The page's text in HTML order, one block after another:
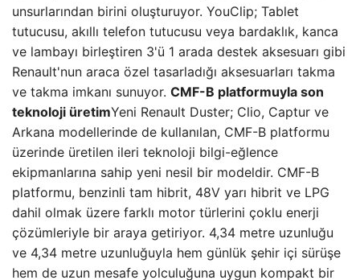
unsurlarından birini oluşturuyor. YouClip; Tablet
tutucusu, akıllı telefon tutucusu veya bardaklık, kanca
ve lambayı birleştiren 3'ü 1 arada destek aksesuarı gibi
Renault'nun araca özel tasarladığı aksesuarları takma
ve takma imkanı sunuyor. CMF-B platformuyla son
teknoloji üretimYeni Renault Duster; Clio, Captur ve
Arkana modellerinde de kullanılan, CMF-B platformu
üzerinde üretilen ileri teknoloji bilgi-eğlence
ekipmanlarına sahip yeni nesil bir modeldir. CMF-B
platformu, benzinli tam hibrit, 48V yarı hibrit ve LPG
dahil olmak üzere farklı motor türlerini çoklu enerji
çözümleriyle bir araya getiriyor. 4,34 metre uzunluğu
ve 4,34 metre uzunluğuyla hem günlük şehir içi sürüşe
hem de uzun mesafe yolculuğuna uygun kompakt bir